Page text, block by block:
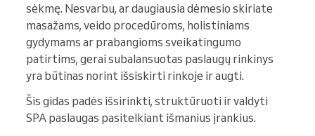
sėkmę. Nesvarbu, ar daugiausia dėmesio skiriate
masažams, veido procedūroms, holistiniams
gydymams ar prabangioms sveikatingumo
patirtims, gerai subalansuotas paslaugų rinkinys
yra būtinas norint išsiskirti rinkoje ir augti.
Šis gidas padės išsirinkti, struktūruoti ir valdyti
SPA paslaugas pasitelkiant išmanius įrankius.